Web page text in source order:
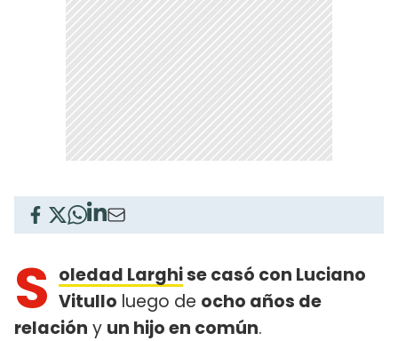
S oledad Larghise casó con Luciano
Vitullo luego de ocho años de
relación y un hijo en común.